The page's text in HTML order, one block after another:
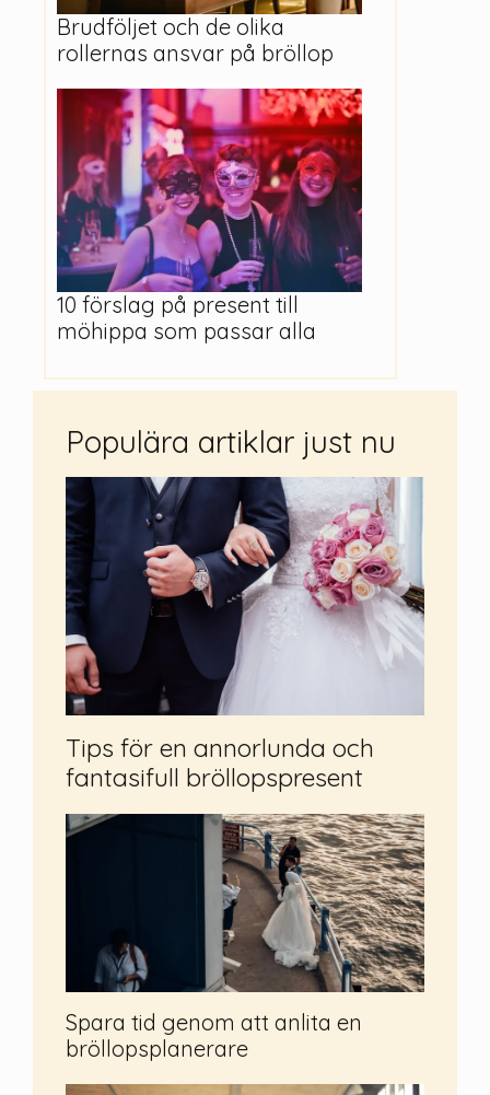
Brudföljet och de olika
rollernas ansvar på bröllop
10 förslag på present till
möhippa som passar alla
Populära artiklar just nu
Tips för en annorlunda och
fantasifull bröllopspresent
Spara tid genom att anlita en
bröllopsplanerare